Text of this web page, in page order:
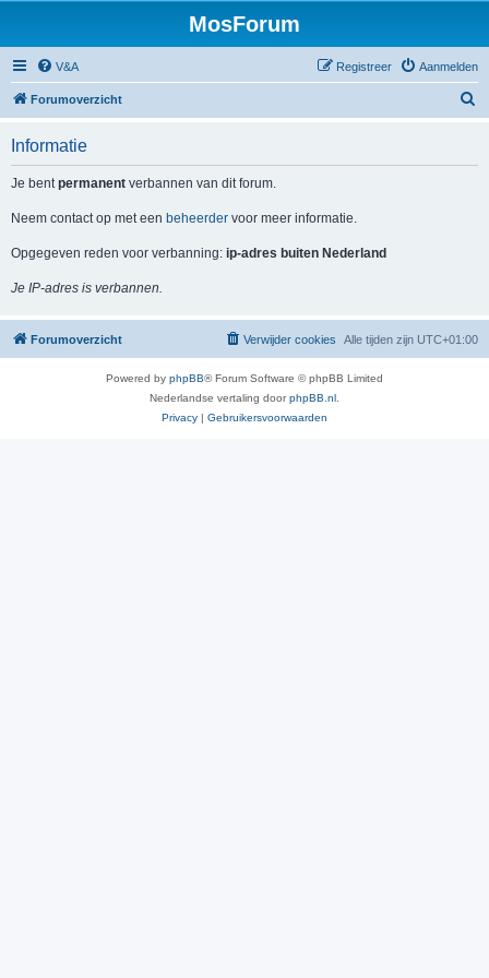
MosForum
V&A Aanmelden
Registreer
Forumoverzicht
Informatie
Je bentpermanent verbannen van dit forum.
Neem contact op met een beheerder voor meer informatie.
Opgegeven reden voor verbanning: ip-adres buiten Nederland
Je IP-adres is verbannen.
Forumoverzicht Alle tijden zijn UTC+01:00
Verwijder cookies
Powered by phpBB® Forum Software © phpBB Limited
Nederlandse vertaling doorphpBB.nl
Privacy | Gebruikersvoorwaarden